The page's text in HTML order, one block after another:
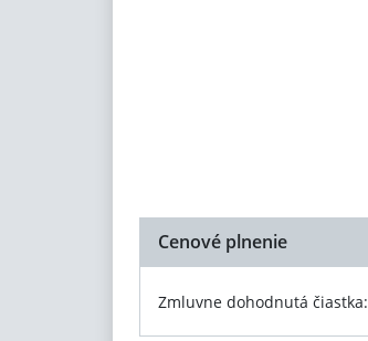
Cenové plnenie
Zmluvne dohodnutá čiastka: